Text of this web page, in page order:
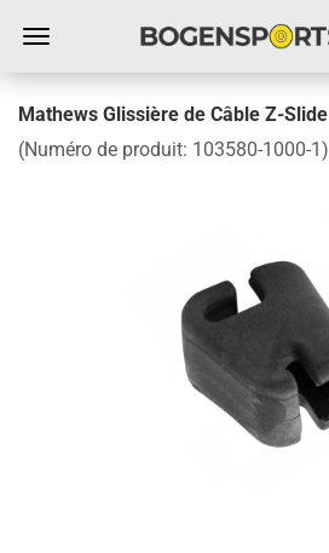
Mathews Glissière de Câble Z-Slide
(Numéro de produit: 103580-1000-1)